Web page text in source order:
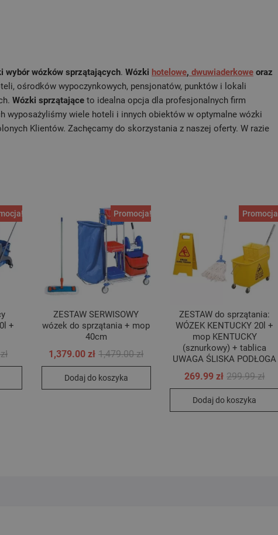
wybór wózków sprzątających. Wózki hotelowe, dwuwiaderkowe oraz
ośrodków wypoczynkowych, pensjonatów, punktów i lokali
Wózki sprzątające to idealna opcja dla profesjonalnych firm
wyposażyliśmy wiele hoteli i innych obiektów w optymalne wózki
Klientów. Zachęcamy do skorzystania z naszej oferty. W razie
+
złPierwotna
Aktualna
Promocja!
ZESTAW SERWISOWY
wózek do sprzątania + mop
40cm
1,479.00złPierwotna
1,479.00 zł.
1,379.00zł
Aktualna
1,379.00 zł.
Dodaj do koszyka
ZESTAW do sprzątania:
WÓZEK KENTUCKY 20l +
mop KENTUCKY
(sznurkowy) + tablica
UWAGA ŚLISKA PODŁOGA
299.99zł
269.99zł
Dodaj do koszyka